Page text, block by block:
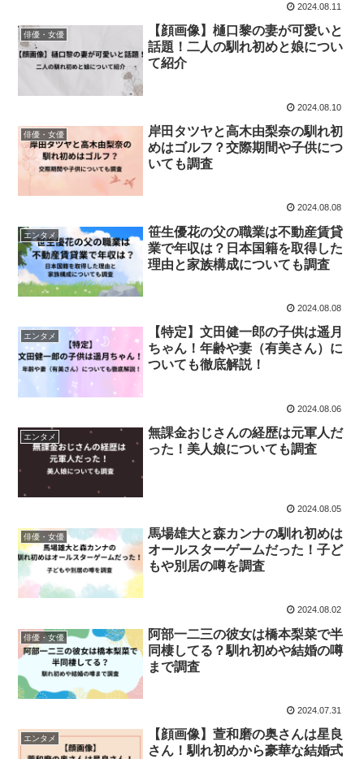
2024.08.11
俳優・女優
【顔画像】樋口黎の妻が可愛いと
話題！二人の馴れ初めと娘につい
て紹介
2024.08.10
俳優・女優
岸田タツヤと高木由梨奈の馴れ初
めはゴルフ？交際期間や子供につ
いても調査
2024.08.08
エンタメ
笹生優花の父の職業は不動産賃貸
業で年収は？日本国籍を取得した
理由と家族構成についても調査
2024.08.08
エンタメ
【特定】文田健一郎の子供は遥月
ちゃん！年齢や妻（有美さん）に
ついても徹底解説！
2024.08.06
エンタメ
無課金おじさんの経歴は元軍人だ
った！美人娘についても調査
2024.08.05
俳優・女優
馬場雄大と森カンナの馴れ初めは
オールスターゲームだった！子ど
もや別居の噂を調査
2024.08.02
俳優・女優
阿部一二三の彼女は橋本梨菜で半
同棲してる？馴れ初めや結婚の噂
まで調査
2024.07.31
エンタメ
【顔画像】萱和磨の奥さんは星良
さん！馴れ初めから豪華な結婚式